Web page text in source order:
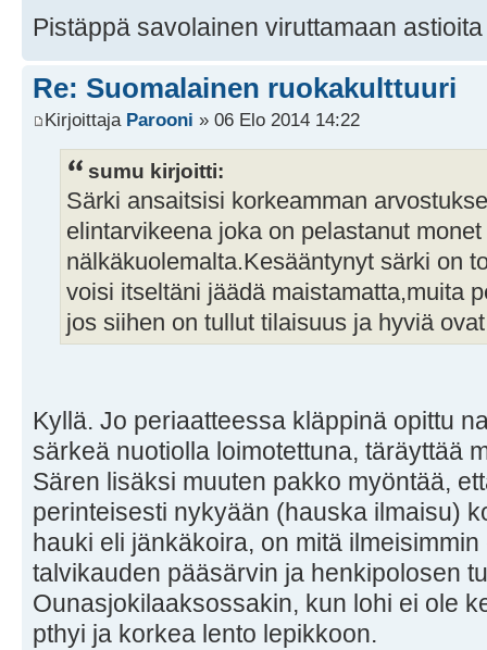
Pistäppä savolainen viruttamaan
Re: Suomalainen ruokakulttuuri
Kirjoittaja Parooni » 06 Elo 2014 14:22
sumu kirjoitti:
Särki ansaitsisi korkeamman
elintarvikeena joka on pelastanut monet
nälkäkuolemalta.Kesääntynyt särki on
voisi itseltäni jäädä maistamatta,muita
jos siihen on tullut tilaisuus ja hyviä
Kyllä. Jo periaatteessa kläppinä opittu
särkeä nuotiolla loimotettuna, täräyttää
Sären lisäksi muuten pakko myöntää,
perinteisesti nykyään (hauska ilmaisu)
hauki eli jänkäkoira, on mitä
talvikauden pääsärvin ja henkipolosen
Ounasjokilaaksossakin, kun lohi ei ole
pthyi ja korkea lento lepikkoon.